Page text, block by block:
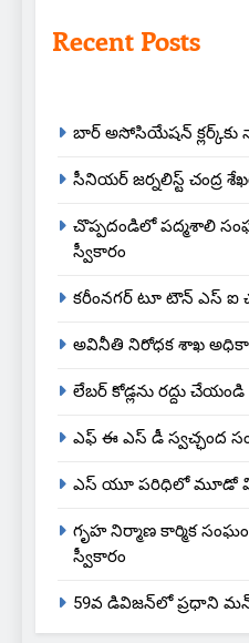
Recent Posts
బార్ అసోసియేషన్
సీనియర్ జర్నలిస్ట్ చంద్ర
చొప్పదండిలో పద్మశాలి
స్వీకారం
కరీంనగర్ టూ టౌన్ ఎస్ ఐ
అవినీతి నిరోధక శాఖ
లేబర్ కోడ్లను రద్దు చేయండి
ఎఫ్ ఈ ఎస్ డీ స్వచ్ఛంద
ఎస్ యూ పరిధిలో మూడో
గృహ నిర్మాణ కార్మిక
స్వీకారం
59వ డివిజన్‌లో ప్రధాని